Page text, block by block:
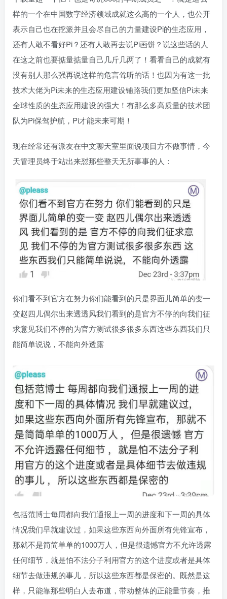
样的一个在中国数字经济领域成就这么高的一个人，也公开
表示自己也在挖派并且会尽自己的力量建设Pi的生态应用，
还有人敢不看好Pi？还有人敢再去说Pi画饼？说这些话的人
在这之前也要掂量掂量自己几斤几两了！看看自己的成就有
没有别人那么强再说这样的危言耸听的话！也因为有这一批
技术大佬为Pi未来的生态应用建设铺路我们更加坚信Pi未来
全球性质的生态应用建设的强大！有那么多高质量的技术团
队为Pi保驾护航，Pi才能未来可期！
现在经常还有派友在中文聊天室里面说项目方不做事情，今
天管理员终于站出来怼那些整天无所事事的人：
你们看不到官方在努力你们能看到的只是界面儿简单的变一
变赵四儿偶尔出来透透风我们看到的是官方不停的向我们征
求意见我们不停的为官方测试很多很多东西这些东西我们只
能简单说说，不能向外透露
包括范博士每周都向我们通报上一周的进度和下一周的具体
情况我们早就建议过，如果这些东西向外面所有先锋宣布，
那就不是简简单单的1000万人，但是很遗憾官方不允许透露
任何细节，就是怕不法分子利用官方的这个进度或者是具体
细节去做违规的事儿，所以这些东西都是保密的。既然是这
样，只能靠那些明白人去布道，带动整体的正能量节奏，推